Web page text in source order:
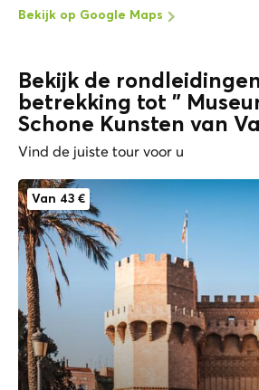
Bekijk op Google Maps
Bekijk de
betrekking tot "
Schone Kunsten van
Vind de juiste tour voor u
Van 43 €